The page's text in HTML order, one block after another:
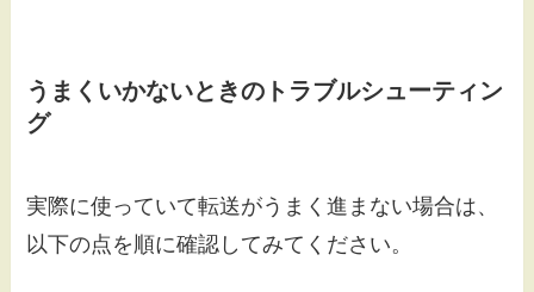
うまくいかないときのトラブルシューティン
グ
実際に使っていて転送がうまく進まない場合は、
以下の点を順に確認してみてください。